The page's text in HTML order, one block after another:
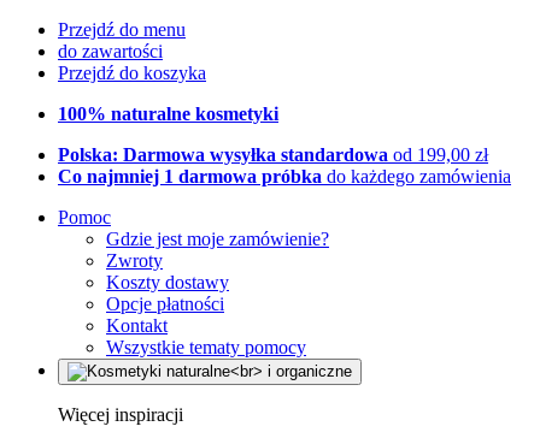
Przejdź do menu
do zawartości
Przejdź do koszyka
100% naturalne kosmetyki
Polska: Darmowa wysyłka standardowa od 199,00 zł
Co najmniej 1 darmowa próbka do każdego zamówienia
Pomoc
Gdzie jest moje zamówienie?
Zwroty
Koszty dostawy
Opcje płatności
Kontakt
Wszystkie tematy pomocy
Więcej inspiracji